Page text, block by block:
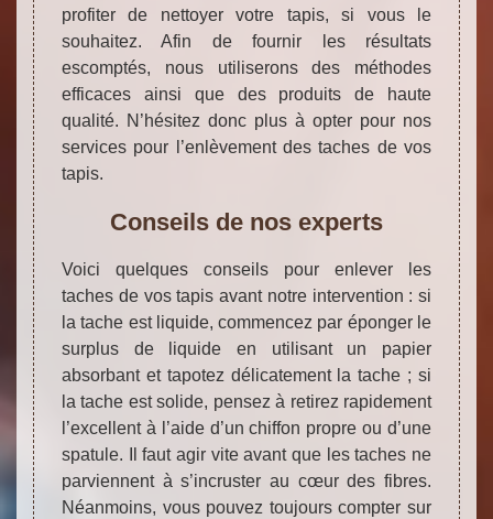
profiter de nettoyer votre tapis, si vous le
souhaitez. Afin de fournir les résultats
escomptés, nous utiliserons des méthodes
efficaces ainsi que des produits de haute
qualité. N’hésitez donc plus à opter pour nos
services pour l’enlèvement des taches de vos
tapis.
Conseils de nos experts
Voici quelques conseils pour enlever les
taches de vos tapis avant notre intervention : si
la tache est liquide, commencez par éponger le
surplus de liquide en utilisant un papier
absorbant et tapotez délicatement la tache ; si
la tache est solide, pensez à retirez rapidement
l’excellent à l’aide d’un chiffon propre ou d’une
spatule. Il faut agir vite avant que les taches ne
parviennent à s’incruster au cœur des fibres.
Néanmoins, vous pouvez toujours compter sur